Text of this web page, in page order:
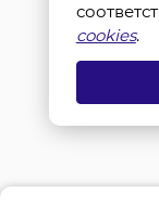
cookies.